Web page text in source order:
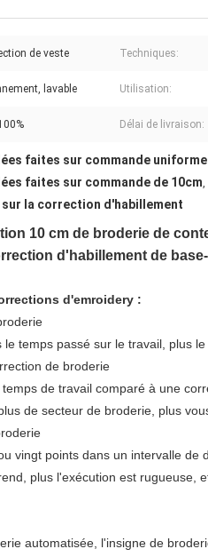
de veste Techniques:
lavable Utilisation:
Délai de livraison:
faites sur commande
faites sur commande de 10cm,
la correction d'habillement
10 cm de broderie de
d'habillement de base-
d'emroidery :
temps passé sur le travail, plus
de broderie
de travail comparé à une
de secteur de broderie, plus
vingt points dans un intervalle de
plus l'exécution est rugueuse,
automatisée, l'insigne de